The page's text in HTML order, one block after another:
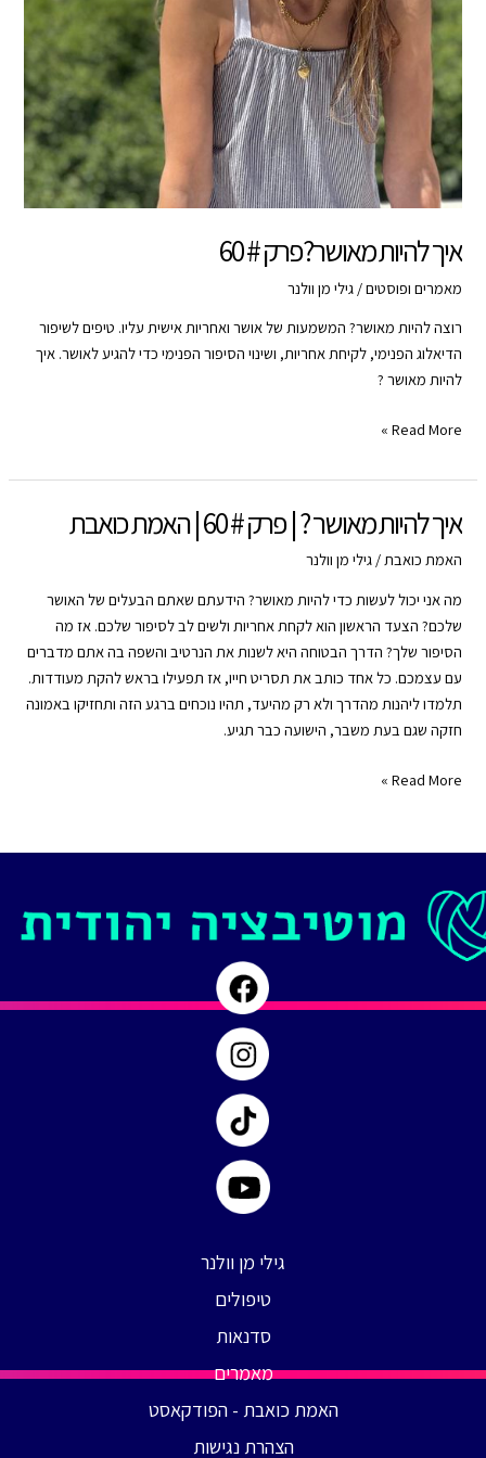
איך להיות מאושר?פרק # 60
מאמרים ופוסטים/גילי מן וולנר
רוצה להיות מאושר? המשמעות של אושר ואחריות אישית עליו. טיפים לשיפור
הדיאלוג הפנימי, לקיחת אחריות, ושינוי הסיפור הפנימי כדי להגיע לאושר. איך
להיות מאושר ?
איך
מאושר?
#
60
Read More »
איך להיות מאושר ? | פרק # 60 | האמת כואבת
האמת כואבת/גילי מן וולנר
מה אני יכול לעשות כדי להיות מאושר? הידעתם שאתם הבעלים של האושר
שלכם? הצעד הראשון הוא לקחת אחריות ולשים לב לסיפור שלכם. אז מה
הסיפור שלך? הדרך הבטוחה היא לשנות את הנרטיב והשפה בה אתם מדברים
עם עצמכם. כל אחד כותב את תסריט חייו, אז תפעילו בראש להקת מעודדות.
תלמדו ליהנות מהדרך ולא רק מהיעד, תהיו נוכחים ברגע הזה ותחזיקו באמונה
חזקה שגם בעת משבר, הישועה כבר תגיע.
איך
?
פרק
#
60
האמת
Read More »
גילי מן וולנר
טיפולים
סדנאות
מאמרים
האמת כואבת - הפודקאסט
הצהרת נגישות